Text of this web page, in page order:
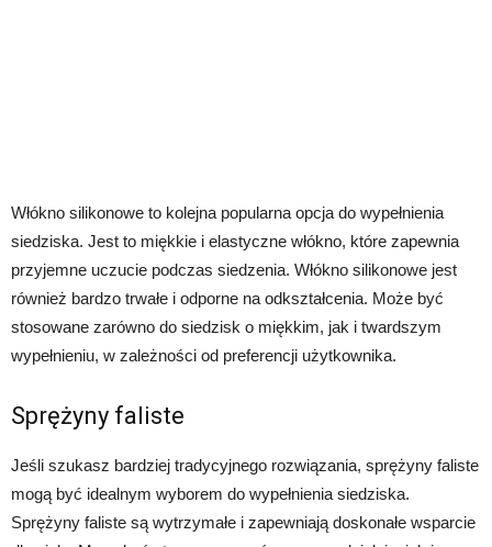
Włókno silikonowe to kolejna popularna opcja do wypełnienia
siedziska. Jest to miękkie i elastyczne włókno, które zapewnia
przyjemne uczucie podczas siedzenia. Włókno silikonowe jest
również bardzo trwałe i odporne na odkształcenia. Może być
stosowane zarówno do siedzisk o miękkim, jak i twardszym
wypełnieniu, w zależności od preferencji użytkownika.
Sprężyny faliste
Jeśli szukasz bardziej tradycyjnego rozwiązania, sprężyny faliste
mogą być idealnym wyborem do wypełnienia siedziska.
Sprężyny faliste są wytrzymałe i zapewniają doskonałe wsparcie